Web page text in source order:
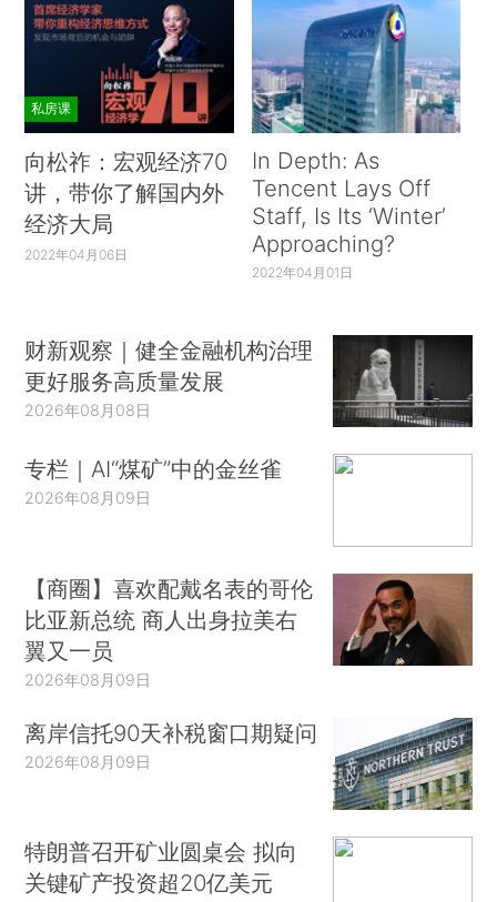
私房课
向松祚：宏观经济70
讲，带你了解国内外
经济大局
2022年04月06日
In Depth: As
Tencent Lays Off
Staff, Is Its ‘Winter’
Approaching?
2022年04月01日
财新观察｜健全金融机构治理
更好服务高质量发展
2026年08月08日
专栏｜AI“煤矿”中的金丝雀
2026年08月09日
【商圈】喜欢配戴名表的哥伦
比亚新总统 商人出身拉美右
翼又一员
2026年08月09日
离岸信托90天补税窗口期疑问
2026年08月09日
特朗普召开矿业圆桌会 拟向
关键矿产投资超20亿美元